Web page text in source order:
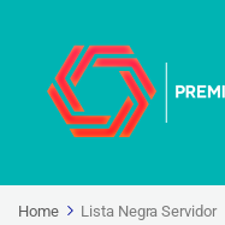
Home Lista Negra Servidor